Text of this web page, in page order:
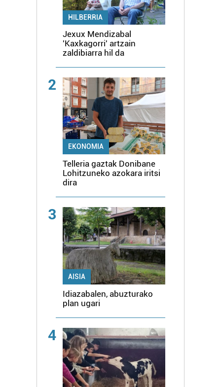
HILBERRIA
Jexux Mendizabal
'Kaxkagorri' artzain
zaldibiarra hil da
2
EKONOMIA
Telleria gaztak Donibane
Lohitzuneko azokara iritsi
dira
3
AISIA
Idiazabalen, abuzturako
plan ugari
4